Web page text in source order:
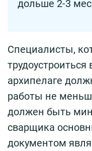
дольше 2-3
Специалисты,
трудоустроиться
архипелаге
работы не
должен быть
сварщика
документом